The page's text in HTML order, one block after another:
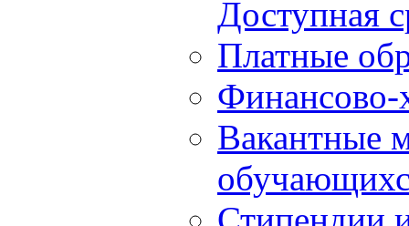
Доступная
Платные
Финансово-
Вакантные